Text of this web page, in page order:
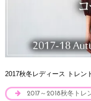
2017秋冬レディース トレン
2017～2018秋冬トレ